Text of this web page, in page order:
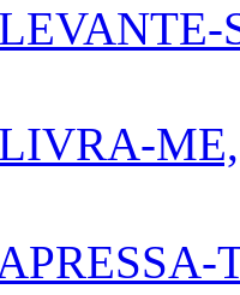
LEVANTE-
LIVRA-